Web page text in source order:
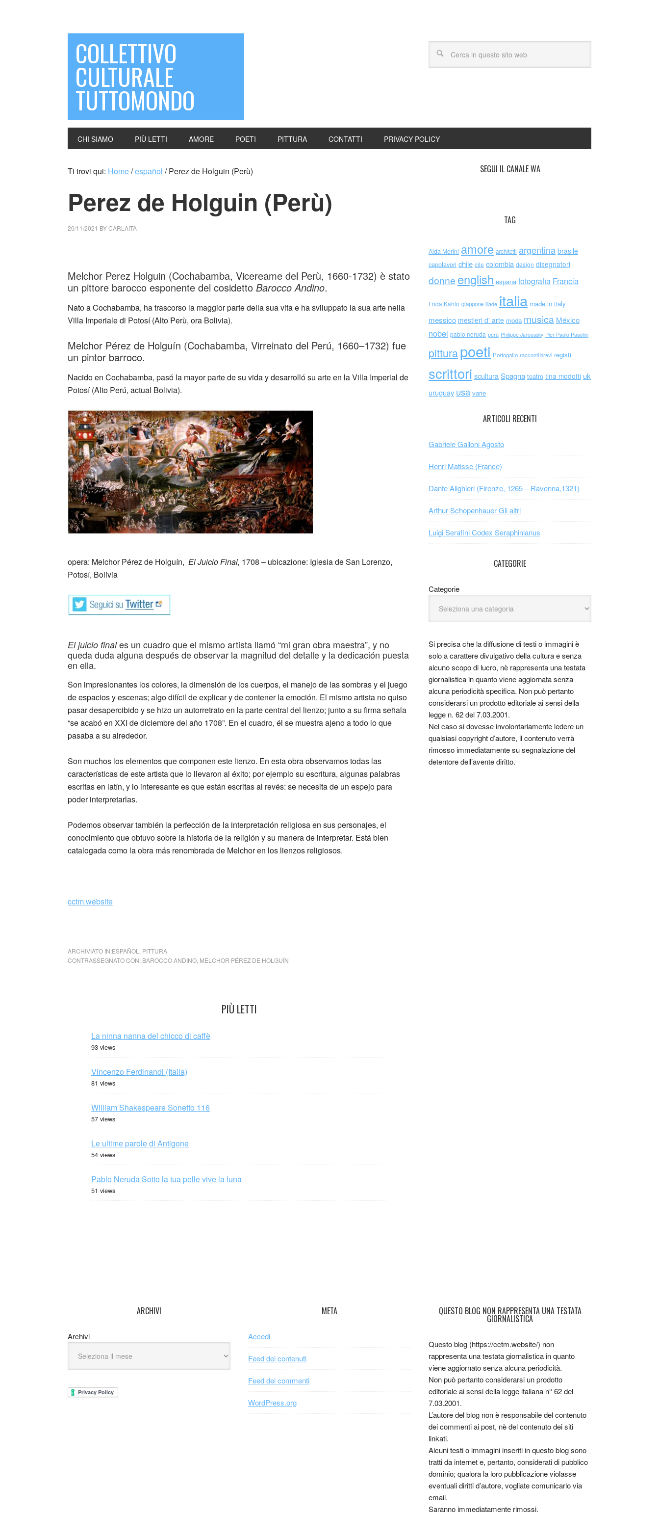
COLLETTIVO
CULTURALE
TUTTOMONDO
CHI SIAMO PIÙ LETTI AMORE POETI PITTURA CONTATTI PRIVACY POLICY
Ti trovi qui: Home/español /Perez de Holguin (Perù)
Perez de Holguin (Perù)
20/11/2021 BYCARLAITA
Melchor Perez Holguin (Cochabamba, Vicereame del Perù, 1660-1732) è stato
un pittore barocco esponente del cosidetto Barocco Andino.
Nato a Cochabamba, ha trascorso la maggior parte della sua vita e ha sviluppato la sua arte nella
Villa Imperiale di Potosí (Alto Perù, ora Bolivia).
Melchor Pérez de Holguín (Cochabamba, Virreinato del Perú, 1660–1732) fue
un pintor barroco.
Nacido en Cochabamba, pasó la mayor parte de su vida y desarrolló su arte en la Villa Imperial de
Potosí (Alto Perú, actual Bolivia).
opera: Melchor Pérez de Holguín, ElJuicio Final, 1708 – ubicazione: Iglesia de San Lorenzo,
Potosí, Bolivia
El juicio finales un cuadro que el mismo artista llamó “mi gran obra maestra”, y no
queda duda alguna después de observar la magnitud del detalle y la dedicación puesta
en ella.
Son impresionantes los colores, la dimensión de los cuerpos, el manejo de las sombras y el juego
de espacios y escenas; algo difícil de explicar y de contener la emoción. El mismo artista no quiso
pasar desapercibido y se hizo un autorretrato en la parte central del lienzo; junto a su firma señala
“se acabó en XXI de diciembre del año 1708”. En el cuadro, él se muestra ajeno a todo lo que
pasaba a su alrededor.
Son muchos los elementos que componen este lienzo. En esta obra observamos todas las
características de este artista que lo llevaron al éxito; por ejemplo su escritura, algunas palabras
escritas en latín, y lo interesante es que están escritas al revés: se necesita de un espejo para
poder interpretarlas.
Podemos observar también la perfección de la interpretación religiosa en sus personajes, el
conocimiento que obtuvo sobre la historia de la religión y su manera de interpretar. Está bien
catalogada como la obra más renombrada de Melchor en los lienzos religiosos.
cctm.website
ARCHIVIATO IN:ESPAÑOL
PITTURA
CONTRASSEGNATO CON: BAROCCO ANDINO MELCHOR PÉREZ DE HOLGUÍN
PIÙ LETTI
La ninna nanna del chicco di caffè
93 views
Vincenzo Ferdinandi (Italia)
81 views
William Shakespeare Sonetto 116
57 views
Le ultime parole di Antigone
54 views
Pablo Neruda Sotto la tua pelle vive la luna
51 views
SEGUI IL CANALE WA
TAG
Alda Merini amore architetti argentina brasile
capolavori chile cile colombia design disegnatori
donne english espana fotografia Francia
Frida Kahlo giappone iliade italia made in italy
messico mestieri d' arte moda musica México
nobel pablo neruda perù Philippe Jaroussky Pier Paolo Pasolini
pitturapoeti Portogallo racconti brevi registi
scrittori scultura Spagna teatro tina modotti uk
uruguay usa varie
ARTICOLI RECENTI
Gabriele Galloni Agosto
Henri Matisse (France)
Dante Alighieri (Firenze, 1265 – Ravenna,1321)
Arthur Schopenhauer Gli altri
Luigi Serafini Codex Seraphinianus
CATEGORIE
Categorie
Si precisa che la diffusione di testi o immagini è
solo a carattere divulgativo della cultura e senza
alcuno scopo di lucro, nè rappresenta una testata
giornalistica in quanto viene aggiornata senza
alcuna periodicità specifica. Non può pertanto
considerarsi un prodotto editoriale ai sensi della
legge n. 62 del 7.03.2001.
Nel caso si dovesse involontariamente ledere un
qualsiasi copyright d’autore, il contenuto verrà
rimosso immediatamente su segnalazione del
detentore dell’avente diritto.
ARCHIVI
Archivi
META
Accedi
Feed dei contenuti
Feed dei commenti
WordPress.org
QUESTO BLOG NON RAPPRESENTA UNA TESTATA
GIORNALISTICA
Questo blog (https://cctm.website/) non
rappresenta una testata giornalistica in quanto
viene aggiornato senza alcuna periodicità.
Non può pertanto considerarsi un prodotto
editoriale ai sensi della legge italiana n° 62 del
7.03.2001.
L’autore del blog non è responsabile del contenuto
dei commenti ai post, nè del contenuto dei siti
linkati.
Alcuni testi o immagini inseriti in questo blog sono
tratti da internet e, pertanto, considerati di pubblico
dominio; qualora la loro pubblicazione violasse
eventuali diritti d’autore, vogliate comunicarlo via
email.
Saranno immediatamente rimossi.